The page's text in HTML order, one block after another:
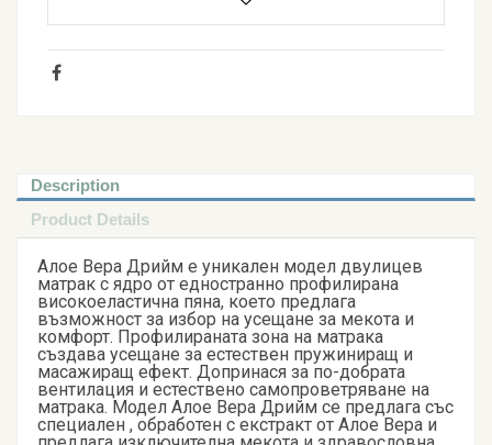
Description
Product Details
Алое Вера Дрийм е уникален модел двулицев
матрак с ядро от едностранно профилирана
високоеластична пяна, което предлага
възможност за избор на усещане за мекота и
комфорт. Профилираната зона на матрака
създава усещане за естествен пружиниращ и
масажиращ ефект. Допринася за по-добрата
вентилация и естествено самопроветряване на
матрака. Модел Алое Вера Дрийм се предлага със
специален , обработен с екстракт от Алое Вера и